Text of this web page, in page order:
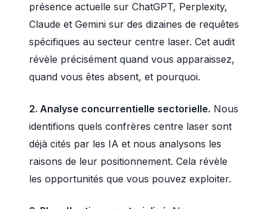
présence actuelle sur ChatGPT, Perplexity,
Claude et Gemini sur des dizaines de requêtes
spécifiques au secteur centre laser. Cet audit
révèle précisément quand vous apparaissez,
quand vous êtes absent, et pourquoi.
2. Analyse concurrentielle sectorielle. Nous
identifions quels confrères centre laser sont
déjà cités par les IA et nous analysons les
raisons de leur positionnement. Cela révèle
les opportunités que vous pouvez exploiter.